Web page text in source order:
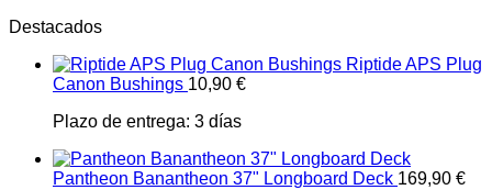
Destacados
Riptide APS Plug
Canon Bushings 10,90 €
Plazo de entrega: 3 días
Pantheon Banantheon 37" Longboard Deck 169,90 €